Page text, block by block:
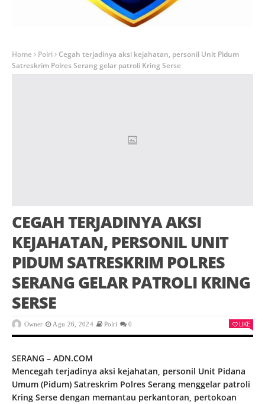
Home Polri Cegah terjadinya aksi kejahatan, personil Unit Pidum
Satreskrim Polres Serang gelar patroli Kring Serse
CEGAH TERJADINYA AKSI
KEJAHATAN, PERSONIL UNIT
PIDUM SATRESKRIM POLRES
SERANG GELAR PATROLI KRING
SERSE
Owner Agu 26, 2024 Polri 0 LIKE
SERANG – ADN.COM
Mencegah terjadinya aksi kejahatan, personil Unit Pidana
Umum (Pidum) Satreskrim Polres Serang menggelar patroli
Kring Serse dengan memantau perkantoran, pertokoan